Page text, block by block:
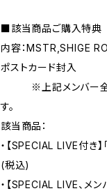
■該当商品ご購入特典
内容：MSTR,SHIGE
ポストカード封入
※上記メンバー全員
す。
該当商品：
・【SPECIAL LIVE付
(税込)
・【SPECIAL LIVE、メ